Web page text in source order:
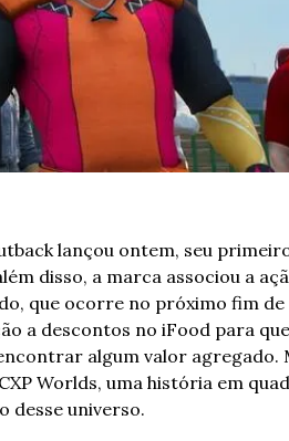
lançou ontem, seu
disso, a marca associou a
que ocorre no próximo fim de
a descontos no iFood para
algum valor agregado.
Worlds, uma história em
desse universo.